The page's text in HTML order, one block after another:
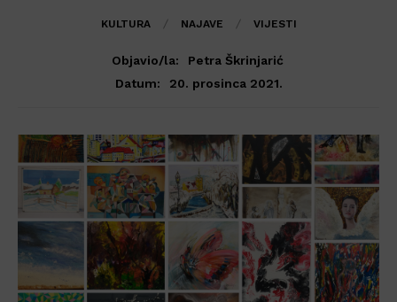
KULTURA NAJAVE VIJESTI
Objavio/la:
Petra Škrinjarić
Datum:
20. prosinca 2021.